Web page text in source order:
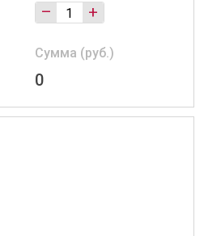
– +
Сумма (руб.)
0